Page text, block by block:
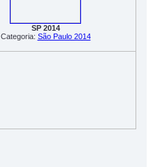
SP 2014
Categoria: São Paulo 2014